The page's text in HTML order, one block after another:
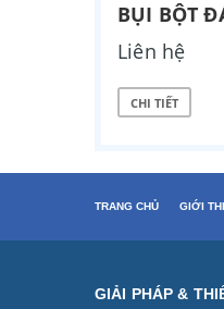
BỤI BỘT
Liên hệ
CHI TIẾT
TRANG CHỦ GIỚI
GIẢI PHÁP &